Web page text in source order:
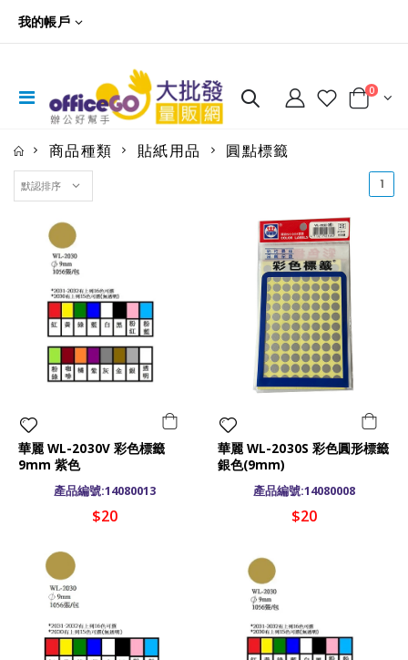
我的帳戶
0
商品種類 貼紙用品 圓點標籤
1
華麗 WL-2030V 彩色標籤
9mm 紫色
產品編號:14080013
$20
華麗 WL-2030S 彩色圓形標籤
銀色(9mm)
產品編號:14080008
$20